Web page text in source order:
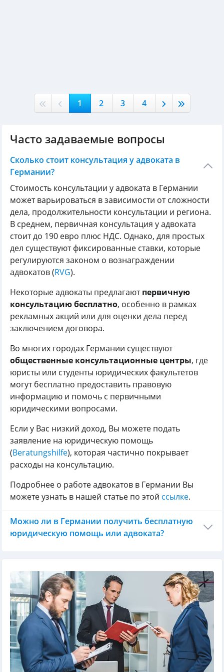
1 2 3 4
Часто задаваемые вопросы
Сколько стоит консультация у адвоката в
Германии?
Стоимость консультации у адвоката в Германии
может варьироваться в зависимости от сложности
дела, продолжительности консультации и региона.
В среднем, первичная консультация у адвоката
стоит до 190 евро плюс НДС. Однако, для простых
дел существуют фиксированные ставки, которые
регулируются законом о вознаграждении
адвокатов (RVG).
Некоторые адвокаты предлагаютпервичную
консультацию бесплатно, особенно в рамках
рекламных акций или для оценки дела перед
заключением договора.
Во многих городах Германии существуют
общественные консультационные центры, где
юристы или студенты юридических факультетов
могут бесплатно предоставить правовую
информацию и помочь с первичными
юридическими вопросами.
Если у Вас низкий доход, Вы можете подать
заявление на юридическую помощь
(Beratungshilfe), которая частично покрывает
расходы на консультацию.
Подробнее о работе адвокатов в Германии Вы
можете узнать в нашей статье по этой ссылке.
Можно ли в Германии получить бесплатную
юридическую помощь или адвоката?